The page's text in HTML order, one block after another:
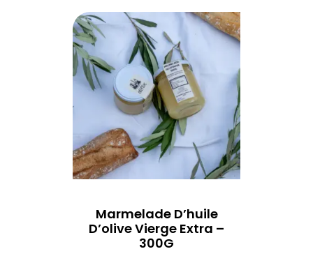
Marmelade D’huile
D’olive Vierge Extra –
300G